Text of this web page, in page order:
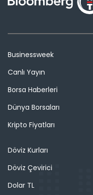
Businessweek
Canlı Yayın
Borsa Haberleri
Dünya Borsaları
Kripto Fiyatları
Döviz Kurları
Döviz Çevirici
Dolar TL